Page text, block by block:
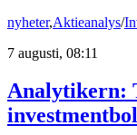
nyheter,Aktieanalys/
7 augusti, 08:11
Analytikern: